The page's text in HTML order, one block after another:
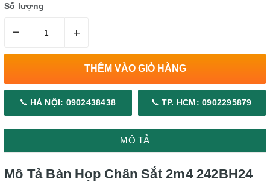
Số lượng
– +
THÊM VÀO GIỎ HÀNG
HÀ NỘI: 0902438438 TP. HCM: 0902295879
MÔ TẢ
Mô Tả Bàn Họp Chân Sắt 2m4 242BH24